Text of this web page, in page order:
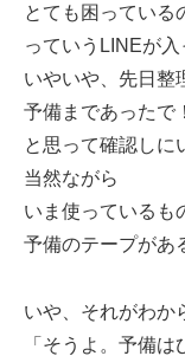
とても困っている
っていうLINEが入
いやいや、先日整
予備まであったで！
と思って確認しに
当然ながら
いま使っているも
予備のテープがあ
いや、それがわか
「そうよ。予備は